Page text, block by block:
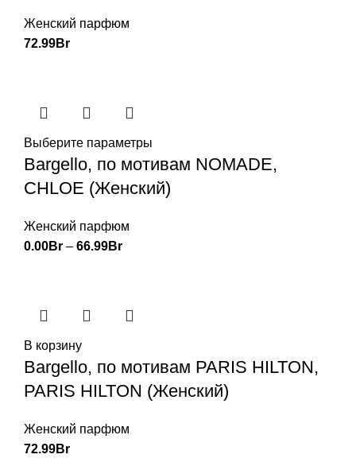
Женский парфюм
72.99Br
Выберите параметры
Bargello, по мотивам NOMADE,
CHLOE (Женский)
Женский парфюм
0.00Br – 66.99Br
В корзину
Bargello, по мотивам PARIS HILTON,
PARIS HILTON (Женский)
Женский парфюм
72.99Br